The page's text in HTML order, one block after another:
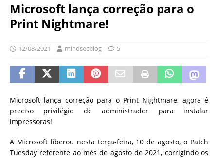
Microsoft lança correção para o
Print Nightmare!
12/08/2021 mindsecblog 5
Microsoft lança correção para o Print Nightmare, agora é
preciso privilégio de administrador para instalar
impressoras!
A Microsoft liberou nesta terça-feira, 10 de agosto, o Patch
Tuesday referente ao mês de agosto de 2021, corrigindo os